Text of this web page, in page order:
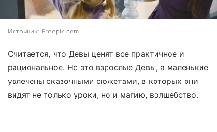
Источник: Freepik.com
Считается, что Девы ценят все практичное и
рациональное. Но это взрослые Девы, а маленькие
увлечены сказочными сюжетами, в которых они
видят не только уроки, но и магию, волшебство.